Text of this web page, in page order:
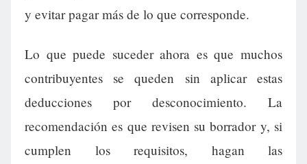
y evitar pagar más de lo que corresponde.
Lo que puede suceder ahora es que muchos
contribuyentes se queden sin aplicar estas
deducciones por desconocimiento. La
recomendación es que revisen su borrador y, si
cumplen los requisitos, hagan las